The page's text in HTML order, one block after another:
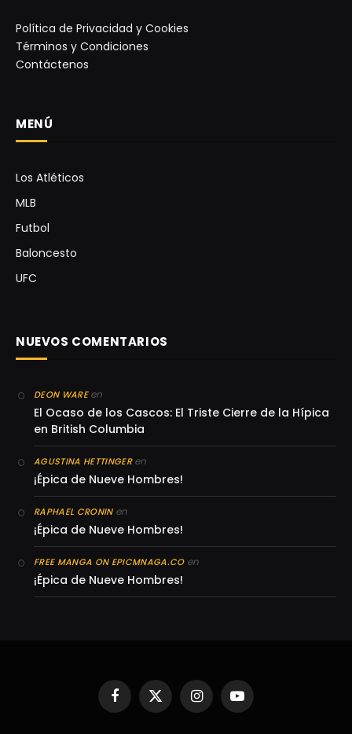
Política de Privacidad y Cookies
Términos y Condiciones
Contáctenos
MENÚ
Los Atléticos
MLB
Futbol
Baloncesto
UFC
NUEVOS COMENTARIOS
DEON WAREen
El Ocaso de los Cascos: El Triste Cierre de la Hípica
en British Columbia
AGUSTINA HETTINGERen
¡Épica de Nueve Hombres!
RAPHAEL CRONINen
¡Épica de Nueve Hombres!
FREE MANGA ON EPICMNAGA.COen
¡Épica de Nueve Hombres!
Facebook
X
(Twitter)
InstagramYouTube